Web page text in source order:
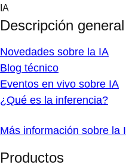
Skip
content
IA
Descripción general
Novedades sobre la IA
Blog técnico
Eventos en vivo sobre IA
¿Qué es la inferencia?
Más información sobre la
Productos